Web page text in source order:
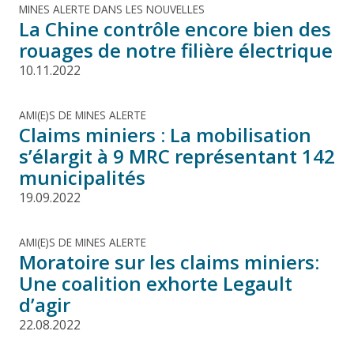
MINES ALERTE DANS LES NOUVELLES
La Chine contrôle encore bien des
rouages de notre filière électrique
10.11.2022
AMI(E)S DE MINES ALERTE
Claims miniers : La mobilisation
s’élargit à 9 MRC représentant 142
municipalités
19.09.2022
AMI(E)S DE MINES ALERTE
Moratoire sur les claims miniers:
Une coalition exhorte Legault
d’agir
22.08.2022